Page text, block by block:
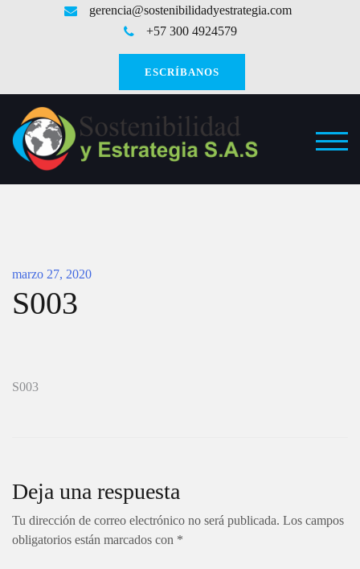
gerencia@sostenibilidadyestrategia.com
+57 300 4924579
ESCRÍBANOS
marzo 27, 2020
S003
Navegación
S003
Deja una respuesta
Tu dirección de correo electrónico no será publicada. Los campos
obligatorios están marcados con *